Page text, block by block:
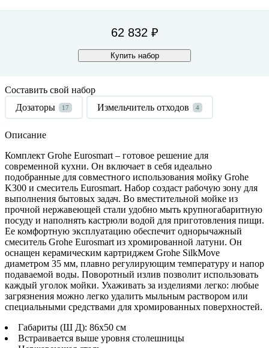
62 832 ₽
Купить набор
Составить свой набор
Дозаторы
17 Измельчитель отходов 4
Описание
Комплект Grohe Eurosmart – готовое решение для
современной кухни. Он включает в себя идеально
подобранные для совместного использования мойку Grohe
K300 и смеситель Eurosmart. Набор создаст рабочую зону для
выполнения бытовых задач. Во вместительной мойке из
прочной нержавеющей стали удобно мыть крупногабаритную
посуду и наполнять кастрюли водой для приготовления пищи.
Ее комфортную эксплуатацию обеспечит однорычажный
смеситель Grohe Eurosmart из хромированной латуни. Он
оснащен керамическим картриджем Grohe SilkMove
диаметром 35 мм, плавно регулирующим температуру и напор
подаваемой воды. Поворотный излив позволит использовать
каждый уголок мойки. Ухаживать за изделиями легко: любые
загрязнения можно легко удалить мыльным раствором или
специальными средствами для хромированных поверхностей.
Габариты (Ш Д): 86x50 см
Встраивается выше уровня столешницы